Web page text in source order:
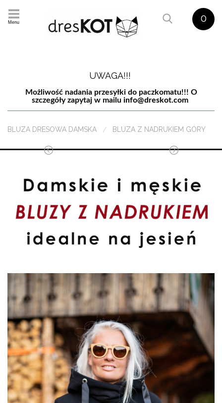
Menu 0
UWAGA!!!
Możliwość nadania przesyłki do paczkomatu!!! O
szczegóły zapytaj w mailu info@dreskot.com
BLUZA DRESOWA DAMSKA BLUZA Z NADRUKIEM GÓRY